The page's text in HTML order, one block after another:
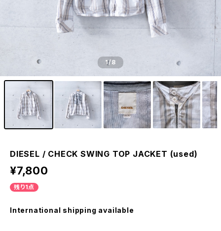
1/8
DIESEL / CHECK SWING TOP JACKET (used)
¥7,800
残り1点
International shipping available